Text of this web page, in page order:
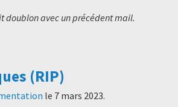
doublon avec un précédent mail.
(RIP)
le 7 mars 2023.